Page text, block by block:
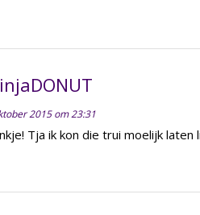
2015 om 23:31
Tja ik kon die trui moelijk laten